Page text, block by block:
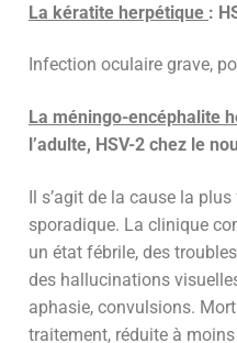
La kératite herpétique :
Infection oculaire grave,
La méningo-encéphalite
l’adulte, HSV-2 chez le
Il s’agit de la cause la
sporadique. La clinique
un état fébrile, des
des hallucinations
aphasie, convulsions.
traitement, réduite à